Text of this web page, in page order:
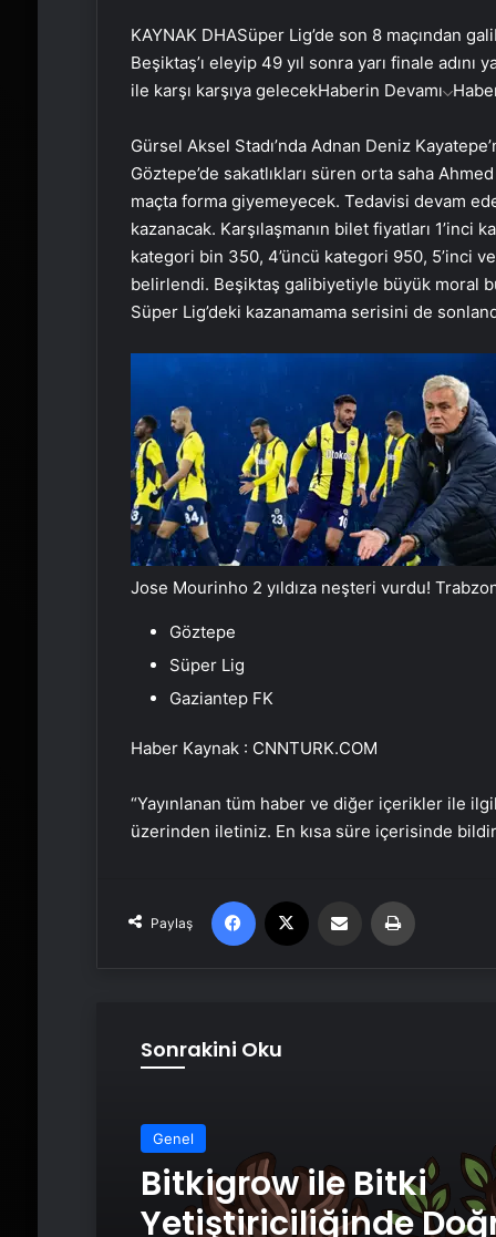
KAYNAK DHASüper Lig’de son 8 maçından
Beşiktaş’ı eleyip 49 yıl sonra yarı finale
ile karşı karşıya gelecekHaberin Devamı
Gürsel Aksel Stadı’nda Adnan Deniz
Göztepe’de sakatlıkları süren orta saha
maçta forma giyemeyecek. Tedavisi devam
kazanacak. Karşılaşmanın bilet fiyatları 1’inci
kategori bin 350, 4’üncü kategori 950, 5’inci
belirlendi. Beşiktaş galibiyetiyle büyük moral
Süper Lig’deki kazanamama serisini de
Jose Mourinho 2 yıldıza neşteri vurdu!
Göztepe
Süper Lig
Gaziantep FK
Haber Kaynak : CNNTURK.COM
“Yayınlanan tüm haber ve diğer içerikler ile
üzerinden iletiniz. En kısa süre içerisinde
Paylaş
Facebook Email'den paylaş
Sonrakini Oku
Genel
Bitkigrow ile Bitki
Yetiştiriciliğinde